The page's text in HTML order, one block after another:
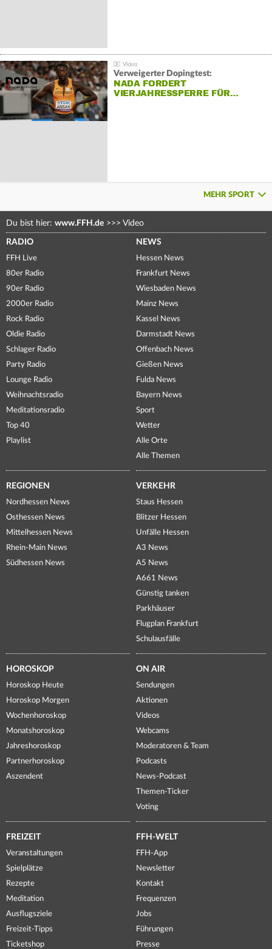
Verweigerter Dopingtest:
NADA FORDERT
VIERJAHRESSPERRE FÜR…
MEHR SPORT
Du bist hier: www.FFH.de >>> Video
RADIO
FFH Live
80er Radio
90er Radio
2000er Radio
Rock Radio
Oldie Radio
Schlager Radio
Party Radio
Lounge Radio
Weihnachtsradio
Meditationsradio
Top 40
Playlist
NEWS
Hessen News
Frankfurt News
Wiesbaden News
Mainz News
Kassel News
Darmstadt News
Offenbach News
Gießen News
Fulda News
Bayern News
Sport
Wetter
Alle Orte
Alle Themen
REGIONEN
Nordhessen News
Osthessen News
Mittelhessen News
Rhein-Main News
Südhessen News
VERKEHR
Staus Hessen
Blitzer Hessen
Unfälle Hessen
A3 News
A5 News
A661 News
Günstig tanken
Parkhäuser
Flugplan Frankfurt
Schulausfälle
HOROSKOP
Horoskop Heute
Horoskop Morgen
Wochenhoroskop
Monatshoroskop
Jahreshoroskop
Partnerhoroskop
Aszendent
ON AIR
Sendungen
Aktionen
Videos
Webcams
Moderatoren & Team
Podcasts
News-Podcast
Themen-Ticker
Voting
FREIZEIT
Veranstaltungen
Spielplätze
Rezepte
Meditation
Ausflugsziele
Freizeit-Tipps
Ticketshop
FFH-WELT
FFH-App
Newsletter
Kontakt
Frequenzen
Jobs
Führungen
Presse